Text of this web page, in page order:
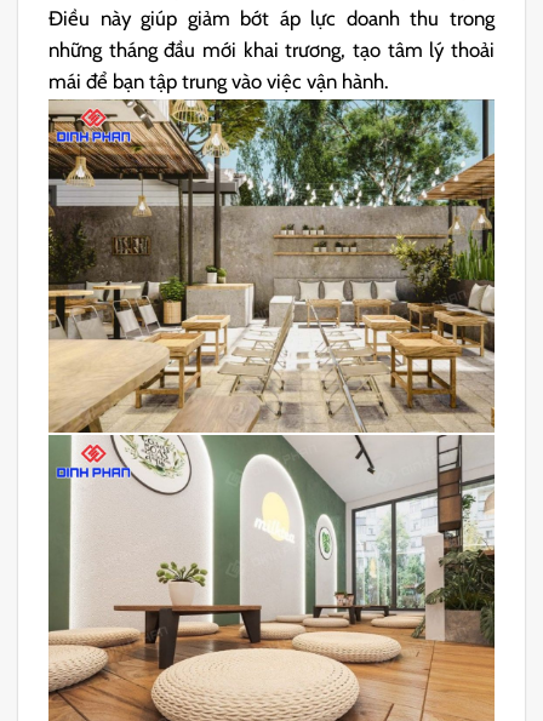
Điều này giúp giảm bớt áp lực doanh thu trong
những tháng đầu mới khai trương, tạo tâm lý thoải
mái để bạn tập trung vào việc vận hành.